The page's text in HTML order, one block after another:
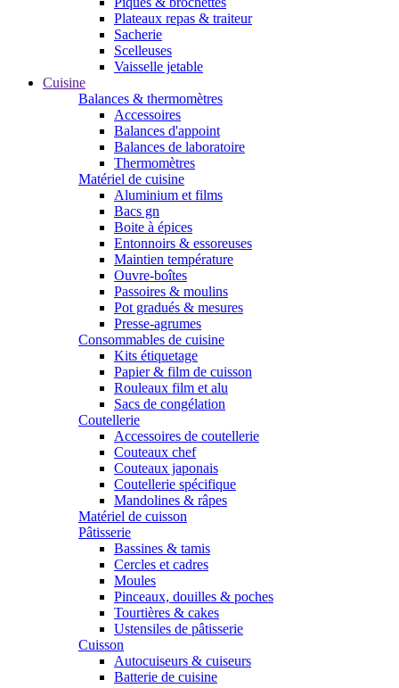
Plateaux repas & traiteur
Sacherie
Scelleuses
Vaisselle jetable
Cuisine
Balances & thermomètres
Accessoires
Balances d'appoint
Balances de laboratoire
Thermomètres
Matériel de cuisine
Aluminium et films
Bacs gn
Boite à épices
Entonnoirs & essoreuses
Maintien température
Ouvre-boîtes
Passoires & moulins
Pot gradués & mesures
Presse-agrumes
Consommables de cuisine
Kits étiquetage
Papier & film de cuisson
Rouleaux film et alu
Sacs de congélation
Coutellerie
Accessoires de coutellerie
Couteaux chef
Couteaux japonais
Coutellerie spécifique
Mandolines & râpes
Matériel de cuisson
Pâtisserie
Bassines & tamis
Cercles et cadres
Moules
Pinceaux, douilles & poches
Tourtières & cakes
Ustensiles de pâtisserie
Cuisson
Autocuiseurs & cuiseurs
Batterie de cuisine